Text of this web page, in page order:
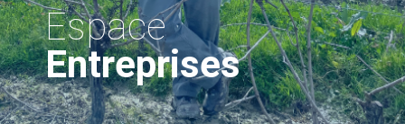
Espace
Entreprises